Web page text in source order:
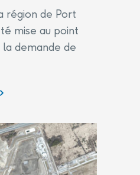
région de Port
mise au point
demande de